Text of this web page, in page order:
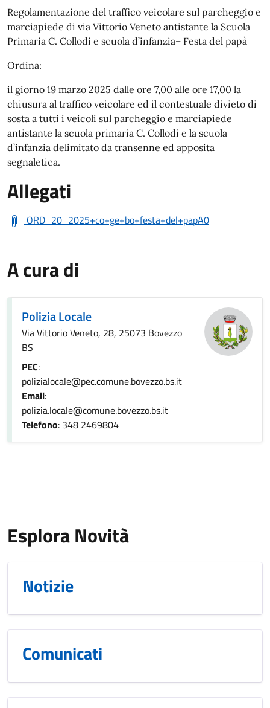
Regolamentazione del traffico veicolare sul parcheggio e
marciapiede di via Vittorio Veneto antistante la Scuola
Primaria C. Collodi e scuola d’infanzia– Festa del papà
Ordina:
il giorno 19 marzo 2025 dalle ore 7,00 alle ore 17,00 la
chiusura al traffico veicolare ed il contestuale divieto di
sosta a tutti i veicoli sul parcheggio e marciapiede
antistante la scuola primaria C. Collodi e la scuola
d’infanzia delimitato da transenne ed apposita
segnaletica.
Allegati
ORD_20_2025+co+ge+bo+festa+del+papA0
A cura di
Polizia Locale
Via Vittorio Veneto, 28, 25073 Bovezzo
BS
PEC:
polizialocale@pec.comune.bovezzo.bs.it
Email:
polizia.locale@comune.bovezzo.bs.it
Telefono: 348 2469804
Esplora Novità
Notizie
Comunicati